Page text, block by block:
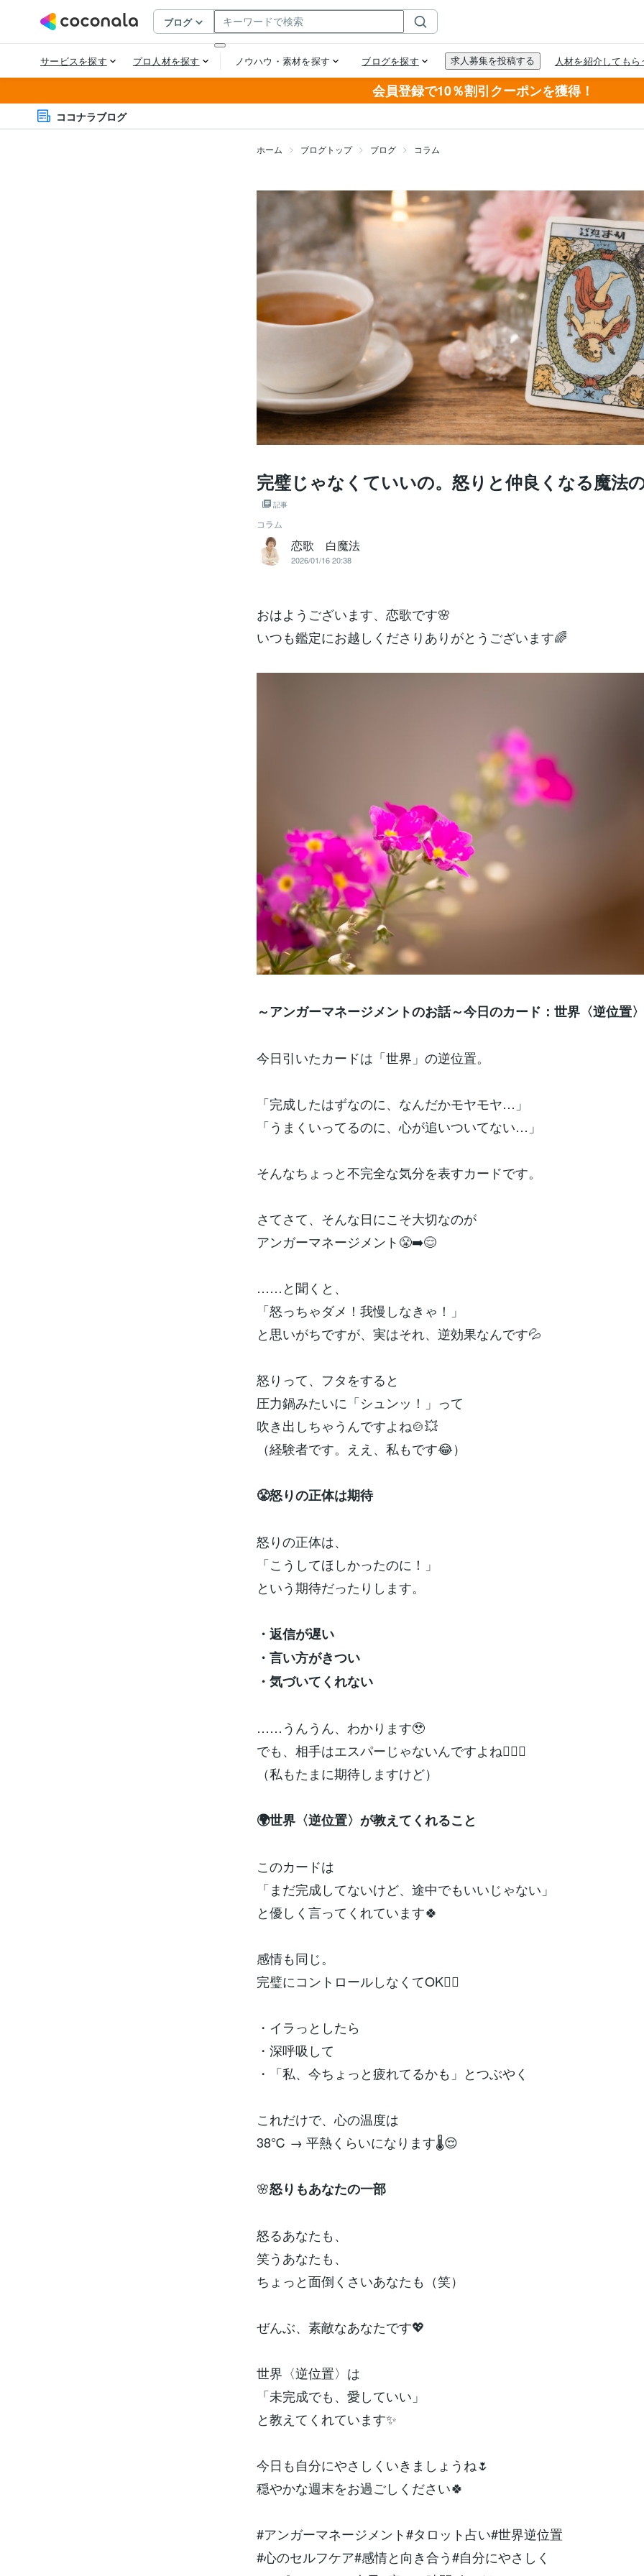
会員登録で10％割引クーポンを獲得！
ココナラブログ
ホーム ブログトップ ブログ コラム
完璧じゃなくていいの。怒りと仲良くなる魔法
記事
コラム
恋歌 白魔法
2026/01/16 20:38
おはようございます、恋歌です🌸
いつも鑑定にお越しくださりありがとうございます🌈
～アンガーマネージメントのお話～今日のカード：世界〈逆位置
今日引いたカードは「世界」の逆位置。
「完成したはずなのに、なんだかモヤモヤ…」
「うまくいってるのに、心が追いついてない…」
そんなちょっと不完全な気分を表すカードです。
さてさて、そんな日にこそ大切なのが
アンガーマネージメント😤➡️😌
……と聞くと、
「怒っちゃダメ！我慢しなきゃ！」
と思いがちですが、実はそれ、逆効果なんです💦
怒りって、フタをすると
圧力鍋みたいに「シュンッ！」って
吹き出しちゃうんですよね🍲💥
（経験者です。ええ、私もです😂）
😤怒りの正体は期待
怒りの正体は、
「こうしてほしかったのに！」
という期待だったりします。
・返信が遅い
・言い方がきつい
・気づいてくれない
……うんうん、わかります🥹
でも、相手はエスパーじゃないんですよね🧙‍♂️✨
（私もたまに期待しますけど）
🌍世界〈逆位置〉が教えてくれること
このカードは
「まだ完成してないけど、途中でもいいじゃない」
と優しく言ってくれています🍀
感情も同じ。
完璧にコントロールしなくてOK🙆‍♀️
・イラっとしたら
・深呼吸して
・「私、今ちょっと疲れてるかも」とつぶやく
これだけで、心の温度は
38℃ → 平熱くらいになります🌡️😌
🌸怒りもあなたの一部
怒るあなたも、
笑うあなたも、
ちょっと面倒くさいあなたも（笑）
ぜんぶ、素敵なあなたです💖
世界〈逆位置〉は
「未完成でも、愛していい」
と教えてくれています✨
今日も自分にやさしくいきましょうね🌷
穏やかな週末をお過ごしください🍀
#アンガーマネージメント#タロット占い#世界逆位置
#心のセルフケア#感情と向き合う#自分にやさしく